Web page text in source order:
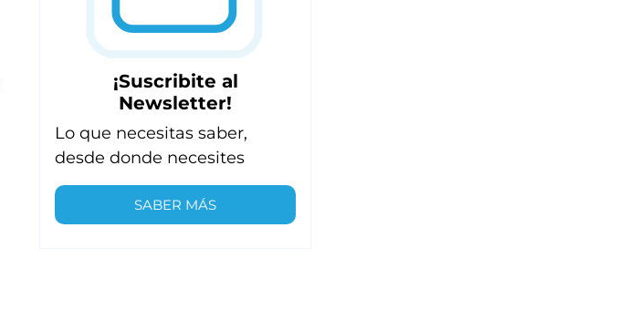
¡Suscribite al
Newsletter!
Lo que necesitas saber,
desde donde necesites
SABER MÁS